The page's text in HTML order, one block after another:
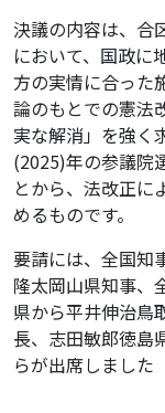
決議の内容は、合
において、国政に
方の実情に合った
論のもとでの憲法
実な解消」を強く
(2025)年の参議院
とから、法改正に
めるものです。
要請には、全国知
隆太岡山県知事、
県から平井伸治鳥
長、志田敏郎徳島
らが出席しました